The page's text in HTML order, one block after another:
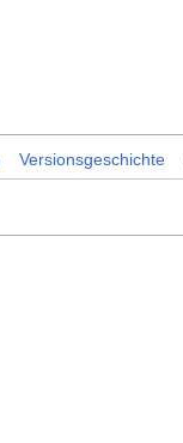
Versionsgeschichte